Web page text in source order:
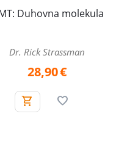
Duhovna molekula
Dr. Rick Strassman
28,90€